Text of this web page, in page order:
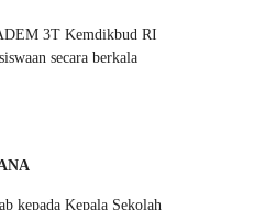
3T Kemdikbud RI
secara berkala
kepada Kepala Sekolah